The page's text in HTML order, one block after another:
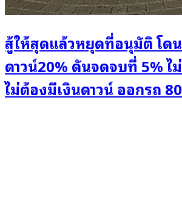
สู้ให้สุดแล้วหยุดที่อนุมัติ โด
ดาวน์20% ดันจดจบที่ 5% ไ
ไม่ต้องมีเงินดาวน์ ออกรถ